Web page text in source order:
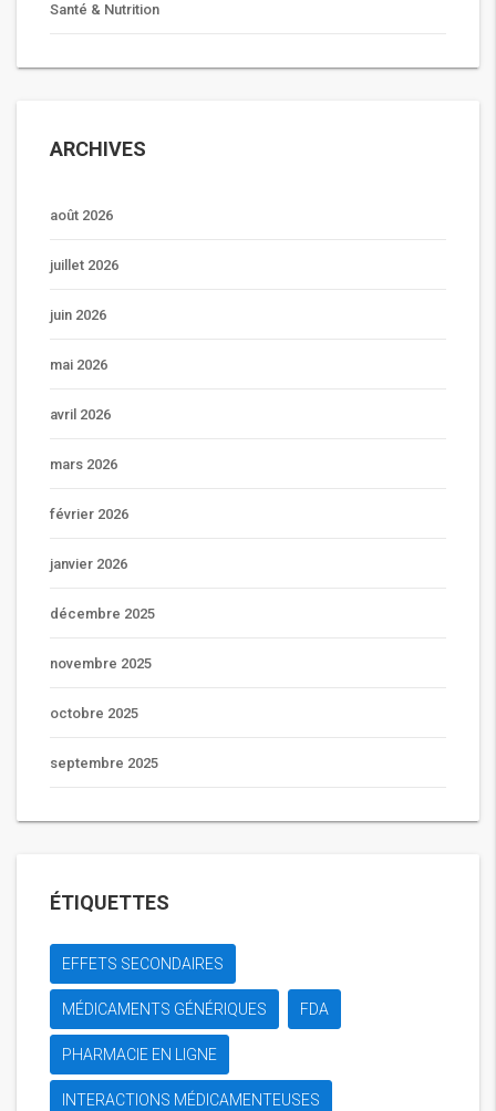
Santé & Nutrition
ARCHIVES
août 2026
juillet 2026
juin 2026
mai 2026
avril 2026
mars 2026
février 2026
janvier 2026
décembre 2025
novembre 2025
octobre 2025
septembre 2025
ÉTIQUETTES
EFFETS SECONDAIRES
MÉDICAMENTS GÉNÉRIQUES FDA
PHARMACIE EN LIGNE
INTERACTIONS MÉDICAMENTEUSES